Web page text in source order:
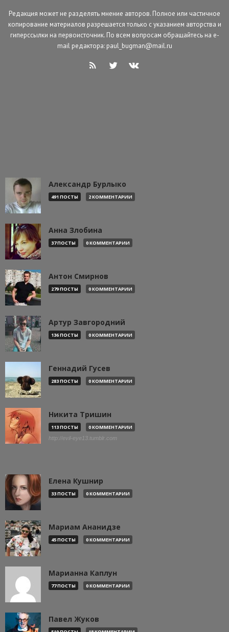
Редакция может не разделять мнение авторов. Полное или частичное
копирование материалов разрешается только с указанием авторства и
гиперссылки на первоисточник. По всем вопросам обращайтесь на e-
mail редактора: paul_bugman@mail.ru
Александр Бурлыко
491 ПОСТЫ 2 КОММЕНТАРИИ
Анна Злобина
37 ПОСТЫ 0 КОММЕНТАРИИ
Антон Смирнов
279 ПОСТЫ 0 КОММЕНТАРИИ
Артур Завгородний
136 ПОСТЫ 0 КОММЕНТАРИИ
Геннадий Гусев
283 ПОСТЫ 0 КОММЕНТАРИИ
Никита Тришин
113 ПОСТЫ 0 КОММЕНТАРИИ
http://evil-eye13.tumblr.com
Елена Кушнир
33 ПОСТЫ 0 КОММЕНТАРИИ
Мариам Ананидзе
45 ПОСТЫ 0 КОММЕНТАРИИ
Марианна Каплун
77 ПОСТЫ 0 КОММЕНТАРИИ
Павел Жуков